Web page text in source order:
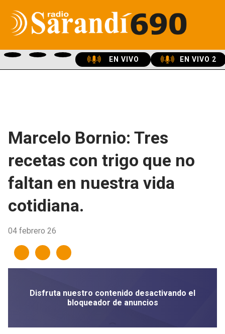
EN VIVO EN VIVO 2
Marcelo Bornio: Tres
recetas con trigo que no
faltan en nuestra vida
cotidiana.
04 febrero 26